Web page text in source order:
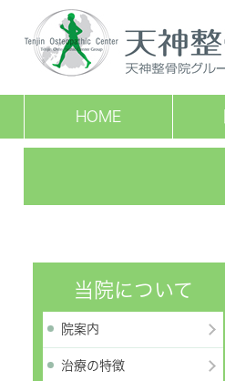
HOME
当院について
院案内
治療の特徴